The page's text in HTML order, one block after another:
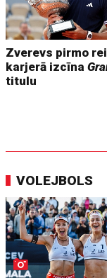
Zverevs pirmo
karjerā izcīna
titulu
VOLEJBOLS